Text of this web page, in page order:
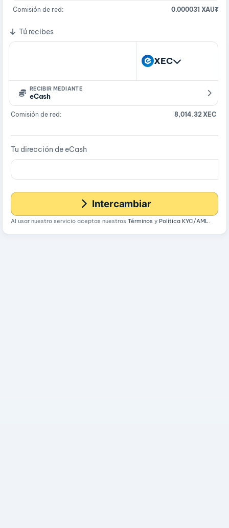
Comisión de red: 0.000031 XAU₮
Tú recibes
XEC
RECIBIR MEDIANTE
eCash
Comisión de red: 8,014.32 XEC
Tu dirección de eCash
Intercambiar
Al usar nuestro servicio aceptas nuestros Términos y Política KYC/AML